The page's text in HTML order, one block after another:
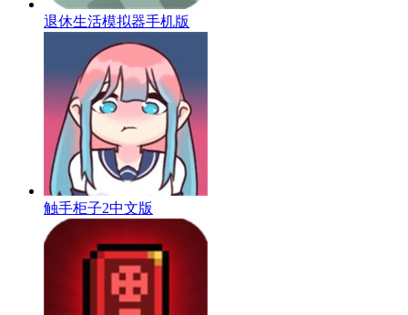
退休生活模拟器手机版
触手柜子2中文版